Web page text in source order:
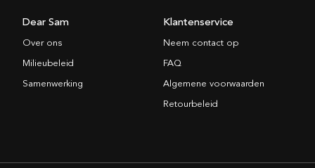
Dear Sam
Over ons
Milieubeleid
Samenwerking
Klantenservice
Neem contact op
FAQ
Algemene voorwaarden
Retourbeleid